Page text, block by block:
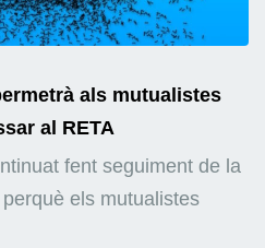
als mutualistes
al RETA
fent seguiment de la
els mutualistes